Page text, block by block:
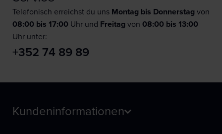
Telefonisch erreichst du uns Montag bis Donnerstag von
08:00 bis 17:00 Uhr und Freitag von 08:00 bis 13:00
Uhr unter:
+352 74 89 89
Kundeninformationen